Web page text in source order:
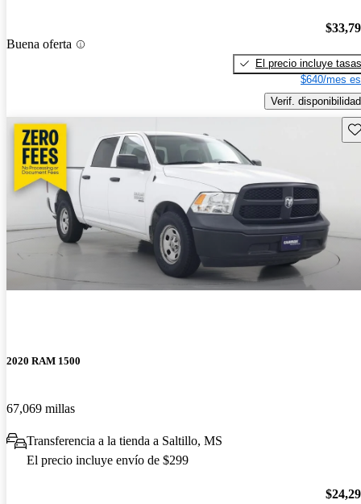
Buena oferta
El precio incluye tasas
$640/mes
Verif. disponibilidad
2020 RAM 1500
67,069 millas
Transferencia a la tienda a Saltillo, MS
El precio incluye envío de $299